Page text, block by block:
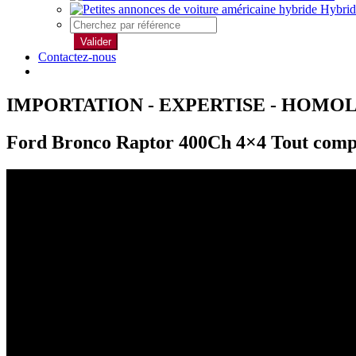
Valider
Contactez-nous
IMPORTATION - EXPERTISE -
Ford Bronco Raptor 400Ch 4×4 Tout